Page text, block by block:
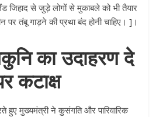
जिहाद से जुड़े लोगों से मुकाबले को भी तैयार
पर तंबू गाड़ने की प्रथा बंद होनी चाहिए। ]।
का उदाहरण दे
कटाक्ष
हुए मुख्यमंत्री ने कुसंगति और पारिवारिक